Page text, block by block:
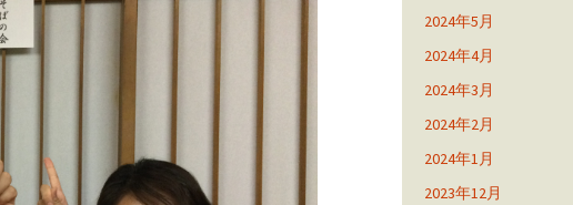
2024年5月
2024年4月
2024年3月
2024年2月
2024年1月
2023年12月